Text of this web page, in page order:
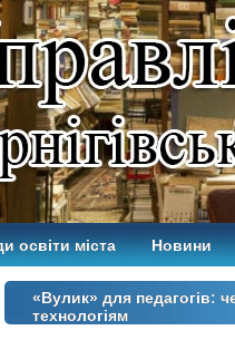
освіти міста Новини
«Вулик» для педагогів:
технологіям